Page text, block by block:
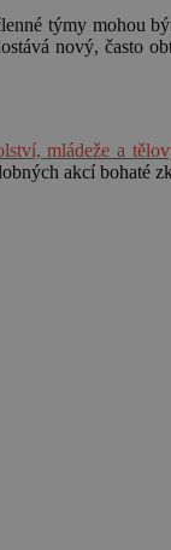
týmy mohou
nový, často
mládeže a
akcí bohaté